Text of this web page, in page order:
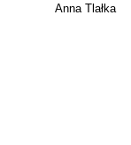
Anna Tlałka